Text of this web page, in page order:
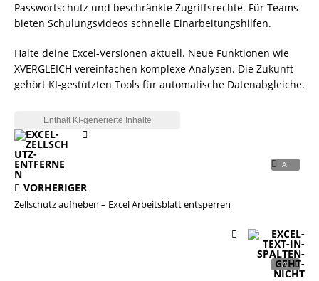
Passwortschutz und beschränkte Zugriffsrechte. Für Teams
bieten Schulungsvideos schnelle Einarbeitungshilfen.
Halte deine Excel-Versionen aktuell. Neue Funktionen wie
XVERGLEICH vereinfachen komplexe Analysen. Die Zukunft
gehört KI-gestützten Tools für automatische Datenabgleiche.
VORHERIGER
Zellschutz aufheben – Excel Arbeitsblatt entsperren